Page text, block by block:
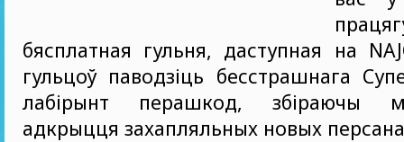
бясплатная гульня, даступная на
гульцоў паводзіць бесстрашнага
лабірынт перашкод, збіраючы
адкрыцця захапляльных новых